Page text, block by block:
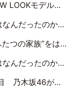
モデルに就任
ら、場を完全に引かせてしまって。時代が変わったんだなって」
られ、“父”松岡昌宏とはハシゴ酒
信じてなくて。そう言われてはいたけど、嘘でしょって」
パフォーマンスの舞台裏